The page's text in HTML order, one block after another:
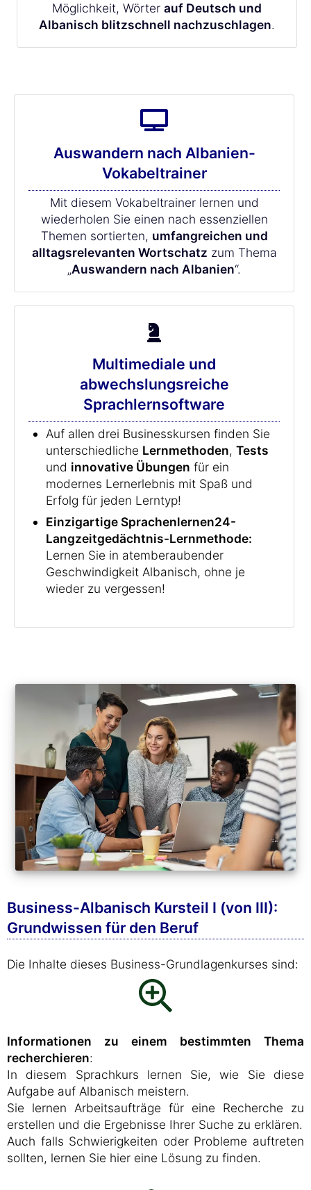
Möglichkeit, Wörter auf Deutsch und
Albanisch blitzschnell nachzuschlagen.
Auswandern nach Albanien-
Vokabeltrainer
Mit diesem Vokabeltrainer lernen und
wiederholen Sie einen nach essenziellen
Themen sortierten, umfangreichen und
alltagsrelevanten Wortschatz zum Thema
„Auswandern nach Albanien“.
Multimediale und
abwechslungsreiche
Sprachlernsoftware
Auf allen drei Businesskursen finden Sie
unterschiedliche Lernmethoden, Tests
und innovative Übungen für ein
modernes Lernerlebnis mit Spaß und
Erfolg für jeden Lerntyp!
Einzigartige Sprachenlernen24-
Langzeitgedächtnis-Lernmethode:
Lernen Sie in atemberaubender
Geschwindigkeit Albanisch, ohne je
wieder zu vergessen!
Business-Albanisch Kursteil I (von III):
Grundwissen für den Beruf
Die Inhalte dieses Business-Grundlagenkurses sind:
Informationen zu einem bestimmten Thema
recherchieren:
In diesem Sprachkurs lernen Sie, wie Sie diese
Aufgabe auf Albanisch meistern.
Sie lernen Arbeitsaufträge für eine Recherche zu
erstellen und die Ergebnisse Ihrer Suche zu erklären.
Auch falls Schwierigkeiten oder Probleme auftreten
sollten, lernen Sie hier eine Lösung zu finden.